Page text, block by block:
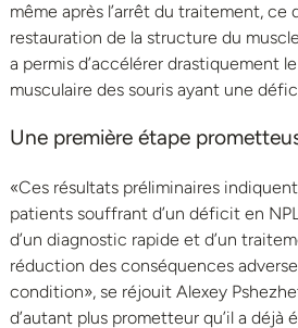
même après l’arrêt du traitement, ce
restauration de la structure du
a permis d’accélérer drastiquement
musculaire des souris ayant une
Une première étape
«Ces résultats préliminaires
patients souffrant d’un déficit en
d’un diagnostic rapide et d’un
réduction des conséquences
condition», se réjouit Alexey
d’autant plus prometteur qu’il a déjà